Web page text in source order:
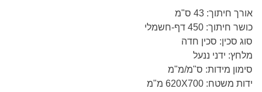
אורך חיתוך: 43 ס"מ
כושר חיתוך: 450 דף-חשמלי
סוג סכין: סכין חדה
מלחץ: ידני ננעל
סימון מידות: ס"מ/מ"מ
ידות משטח: 620X700 מ"מ